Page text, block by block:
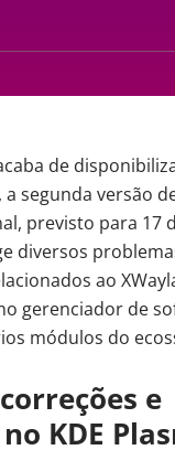
de
a segunda versão
previsto para 17
diversos
ao
gerenciador de
módulos do
e
KDE